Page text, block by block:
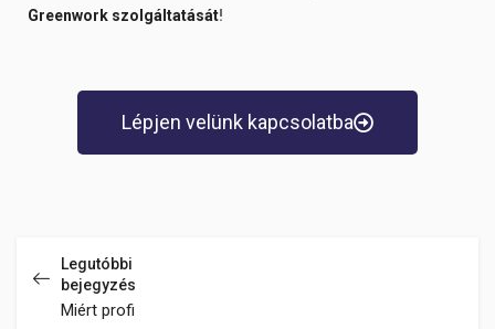
Greenwork szolgáltatását!
Lépjen velünk kapcsolatba
Legutóbbi
bejegyzés
Miért profi